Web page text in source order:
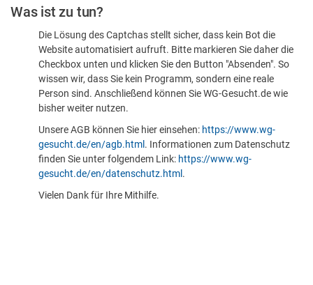
sind
Was ist zu tun?
Die Lösung des Captchas stellt sicher, dass kein Bot die
Website automatisiert aufruft. Bitte markieren Sie daher die
Checkbox unten und klicken Sie den Button "Absenden". So
wissen wir, dass Sie kein Programm, sondern eine reale
Person sind. Anschließend können Sie WG-Gesucht.de wie
bisher weiter nutzen.
Unsere AGB können Sie hier einsehen: https://www.wg-
gesucht.de/en/agb.html . Informationen zum Datenschutz
finden Sie unter folgendem Link: https://www.wg-
gesucht.de/en/datenschutz.html .
Vielen Dank für Ihre Mithilfe.